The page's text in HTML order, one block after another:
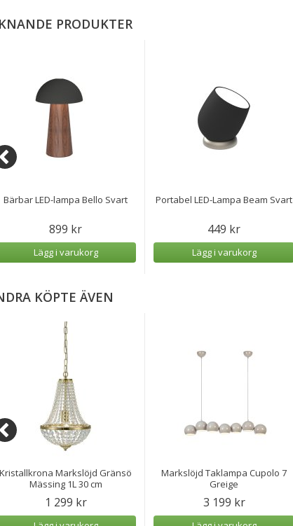
PRODUKTER
Bärbar LED-lampa Bello Svart
899 kr
Lägg i varukorg
Portabel LED-Lampa Beam Svart
449 kr
Lägg i varukorg
KÖPTE ÄVEN
Kristallkrona Markslöjd Gränsö
Mässing 1L 30 cm
1 299 kr
Markslöjd Taklampa Cupolo 7
Greige
3 199 kr